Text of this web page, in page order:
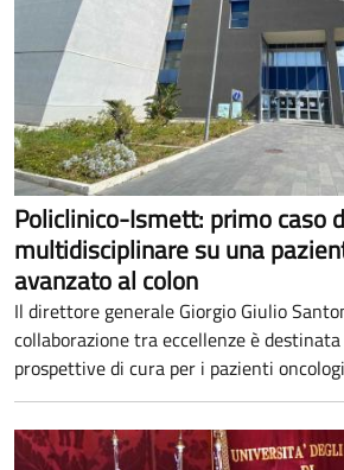
Policlinico-Ismett: primo caso
multidisciplinare su una
avanzato al colon
Il direttore generale Giorgio Giulio
collaborazione tra eccellenze è
prospettive di cura per i pazienti